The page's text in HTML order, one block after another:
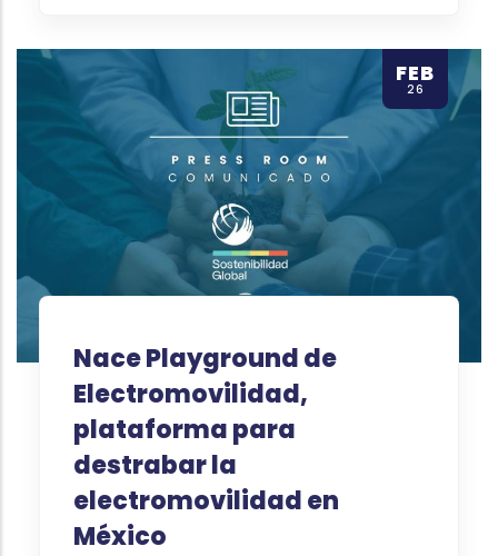
FEB
26
Nace Playground de
Electromovilidad,
plataforma para
destrabar la
electromovilidad en
México